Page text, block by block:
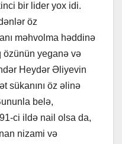
bir lider yox idi.
öz
məhvolma həddinə
özünün yeganə və
Heydər Əliyevin
sükanını öz əlinə
belə,
ci ildə nail olsa da,
nizami və